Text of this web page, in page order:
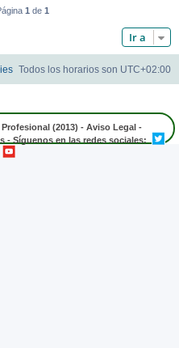
1 de 1
Ir a
Todos los horarios son UTC+02:00
(2013) - Aviso Legal -
- Síguenos en las redes sociales: